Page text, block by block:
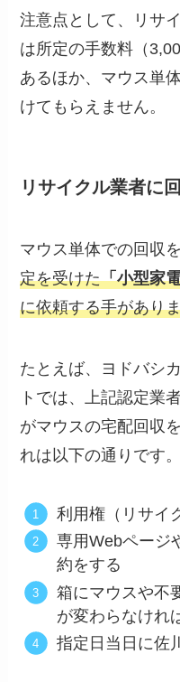
注意点として、リサ
は所定の手数料（
あるほか、マウス単
けてもらえません。
リサイクル業者に
マウス単体での回収
定を受けた「小型家
に依頼する手があり
たとえば、ヨドバシ
トでは、上記認定業
がマウスの宅配回収
れは以下の通りです。
利用権（リサイ
専用Webページ
約をする
箱にマウスや不
が変わらなけれ
指定日当日に佐